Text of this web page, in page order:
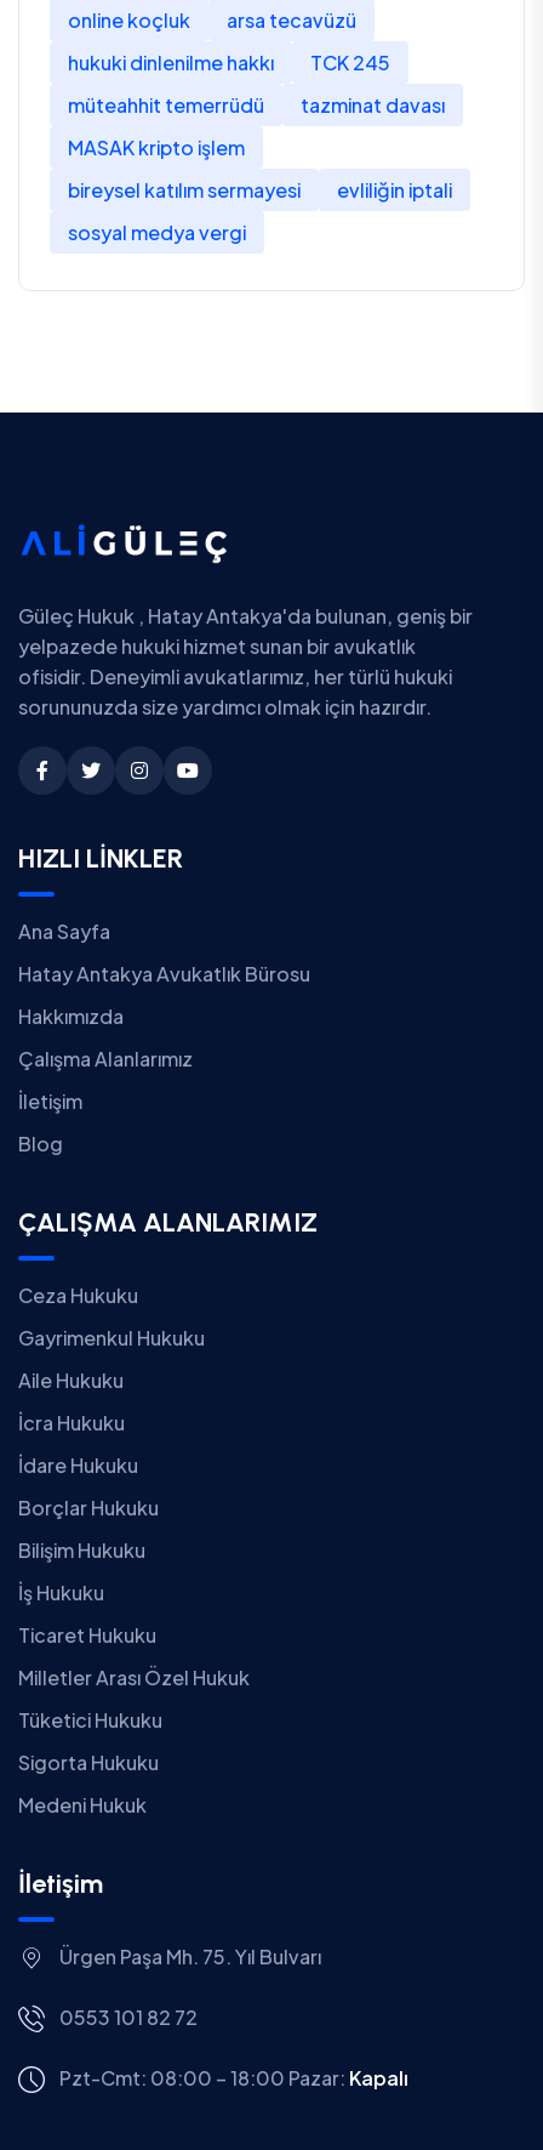
online koçluk
arsa tecavüzü
hukuki dinlenilme hakkı
TCK 245
müteahhit temerrüdü
tazminat davası
MASAK kripto işlem
bireysel katılım sermayesi
evliliğin iptali
sosyal medya vergi
Güleç Hukuk , Hatay Antakya'da bulunan, geniş bir
yelpazede hukuki hizmet sunan bir avukatlık
ofisidir. Deneyimli avukatlarımız, her türlü hukuki
sorununuzda size yardımcı olmak için hazırdır.
HIZLI LİNKLER
Ana Sayfa
Hatay Antakya Avukatlık Bürosu
Hakkımızda
Çalışma Alanlarımız
İletişim
Blog
ÇALIŞMA ALANLARIMIZ
Ceza Hukuku
Gayrimenkul Hukuku
Aile Hukuku
İcra Hukuku
İdare Hukuku
Borçlar Hukuku
Bilişim Hukuku
İş Hukuku
Ticaret Hukuku
Milletler Arası Özel Hukuk
Tüketici Hukuku
Sigorta Hukuku
Medeni Hukuk
İletişim
Ürgen Paşa Mh. 75. Yıl Bulvarı
0553 101 82 72
Pzt-Cmt: 08:00 – 18:00 Pazar: Kapalı